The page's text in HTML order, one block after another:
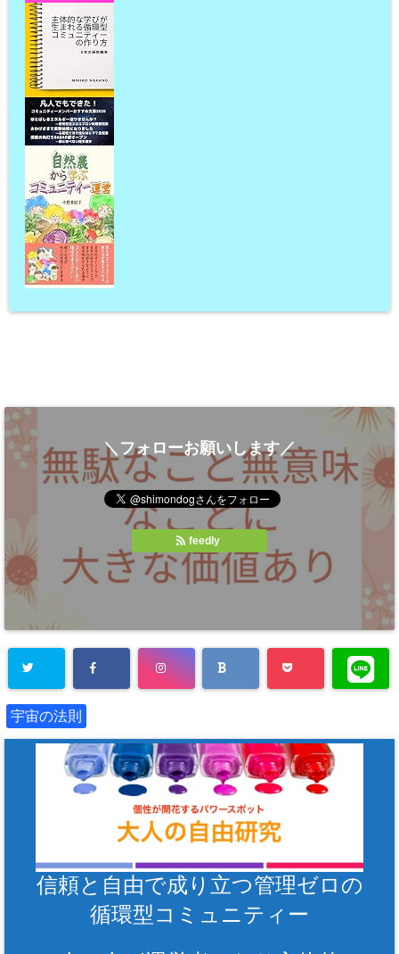
＼フォローお願いします／
feedly
宇宙の法則
信頼と自由で成り立つ管理ゼロの
循環型コミュニティー